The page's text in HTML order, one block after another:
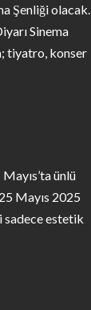
Şenliği olacak.
Sinema
tiyatro, konser
ünlü
Mayıs 2025
sadece estetik